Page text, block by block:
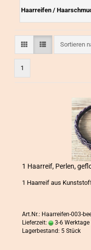
Haarreifen /
Sortieren
Sortieren
1
1 Haar­reif, Per­len,
1 Haar­reif aus
Art.Nr.: Haarreifen-003-
Lieferzeit:
3-6 Werktage
Lagerbestand: 5 Stück